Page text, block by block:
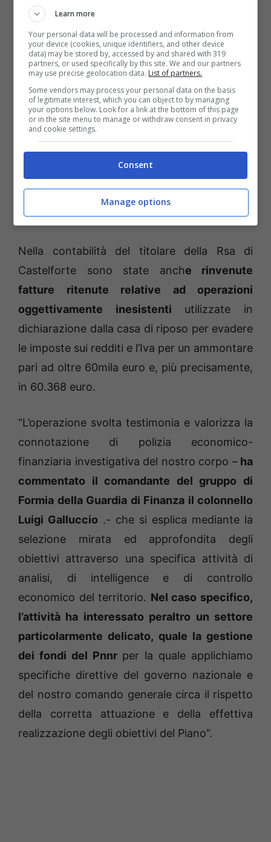
diversi dipendenti del centro residenziale per
anziani, oltre a non aver mai effettuato
alcuna attività formativa, a volterisultavano
in servizio durante le ore di fruizione dei
corsi,rendendo, pertanto, del tutto
inattendibile l’impianto documentale
predisposto dall’impresa stessa. L’
dei crediti segnalati
come inesistenti,
compensati in sede versamento tramite il
è risultato essere pari a oltre
260mila euro.
Nella contabilità del titolare della Rsa di
Castelforte sono state anche rinvenute
fatture ritenute relative ad operazioni
oggettivamente inesistenti utilizzate in
dichiarazione dalla casa di riposo per evadere
le imposte sui redditi e l’Iva per un ammontare
pari ad oltre 60mila euro e, più precisamente,
in 60.368 euro.
“L’operazione svolta testimonia e valorizza la
connotazione di polizia economico-
finanziaria investigativa del nostro corpo –ha
commentato il comandante del gruppo di
Formia della Guardia di Finanza il colonnello
Luigi Galluccio .- che si esplica mediante la
selezione mirata ed approfondita degli
obiettivi attraverso una specifica attività di
analisi, di intelligence e di controllo
economico del territorio. Nel caso specifico,
l’attività ha interessato peraltro un settore
particolarmente delicato, quale la gestione
dei fondi del Pnnrper la quale applichiamo
specifiche direttive del governo nazionale e
del nostro comando generale circa il rispetto
della corretta attuazione e della effettiva
realizzazione degli obiettivi del Piano”.
Learn more
Your personal data will be processed and information from
your device (cookies, unique identifiers, and other device
data) may be stored by, accessed by and shared with 319
partners, or used specifically by this site. We and our partners
may use precise geolocation data. List of partners.
Some vendors may process your personal data on the basis
of legitimate interest, which you can object to by managing
your options below. Look for a link at the bottom of this page
or in the site menu to manage or withdraw consent in privacy
and cookie settings.
Consent
Manage options